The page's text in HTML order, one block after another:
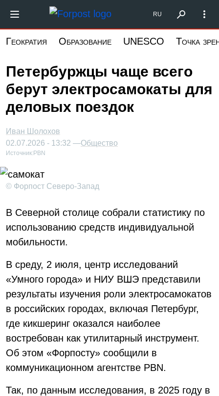
основному
Форпост Северо-Запад
RU
Геократия Образование UNESCO Точка
Петербуржцы чаще всего
берут электросамокаты для
деловых поездок
Иван Шолохов
02.07.2026 - 13:32 —Общество
Источник: PBN
© Форпост Северо-Запад
В Северной столице собрали статистику по
использованию средств индивидуальной
мобильности.
В среду, 2 июля, центр исследований
«Умного города» и НИУ ВШЭ представили
результаты изучения роли электросамокатов
в российских городах, включая Петербург,
где кикшеринг оказался наиболее
востребован как утилитарный инструмент.
Об этом «Форпосту» сообщили в
коммуникационном агентстве PBN.
Так, по данным исследования, в 2025 году в